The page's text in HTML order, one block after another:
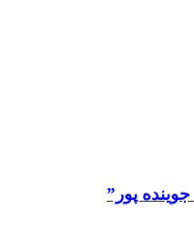
پور”